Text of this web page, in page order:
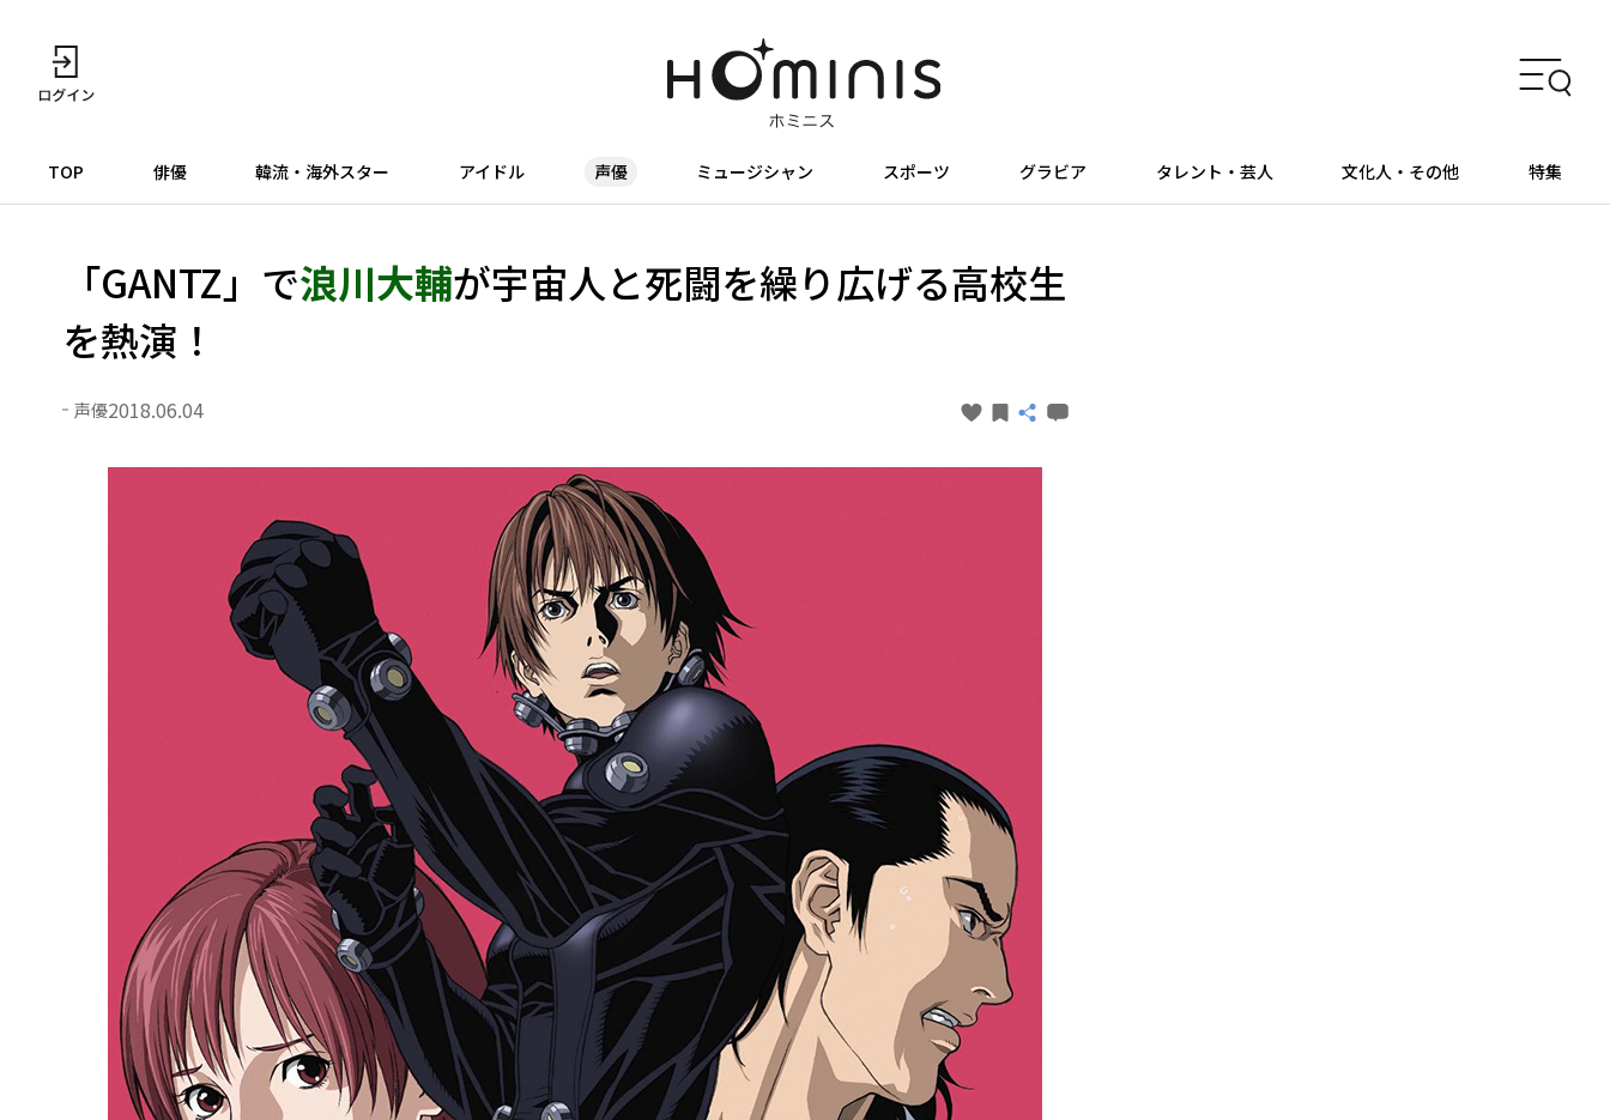
TOP 俳優 韓流・海外スター アイドル 声優 ミュージシャン スポーツ グラビア タレント・芸人 文化人・その他 特集
「GANTZ」で浪川大輔が宇宙人と死闘を繰り広げる高校生
を熱演！
声優2018.06.04